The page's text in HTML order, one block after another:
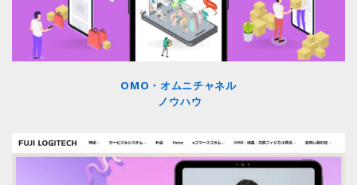
OMO・オムニチャネル
ノウハウ